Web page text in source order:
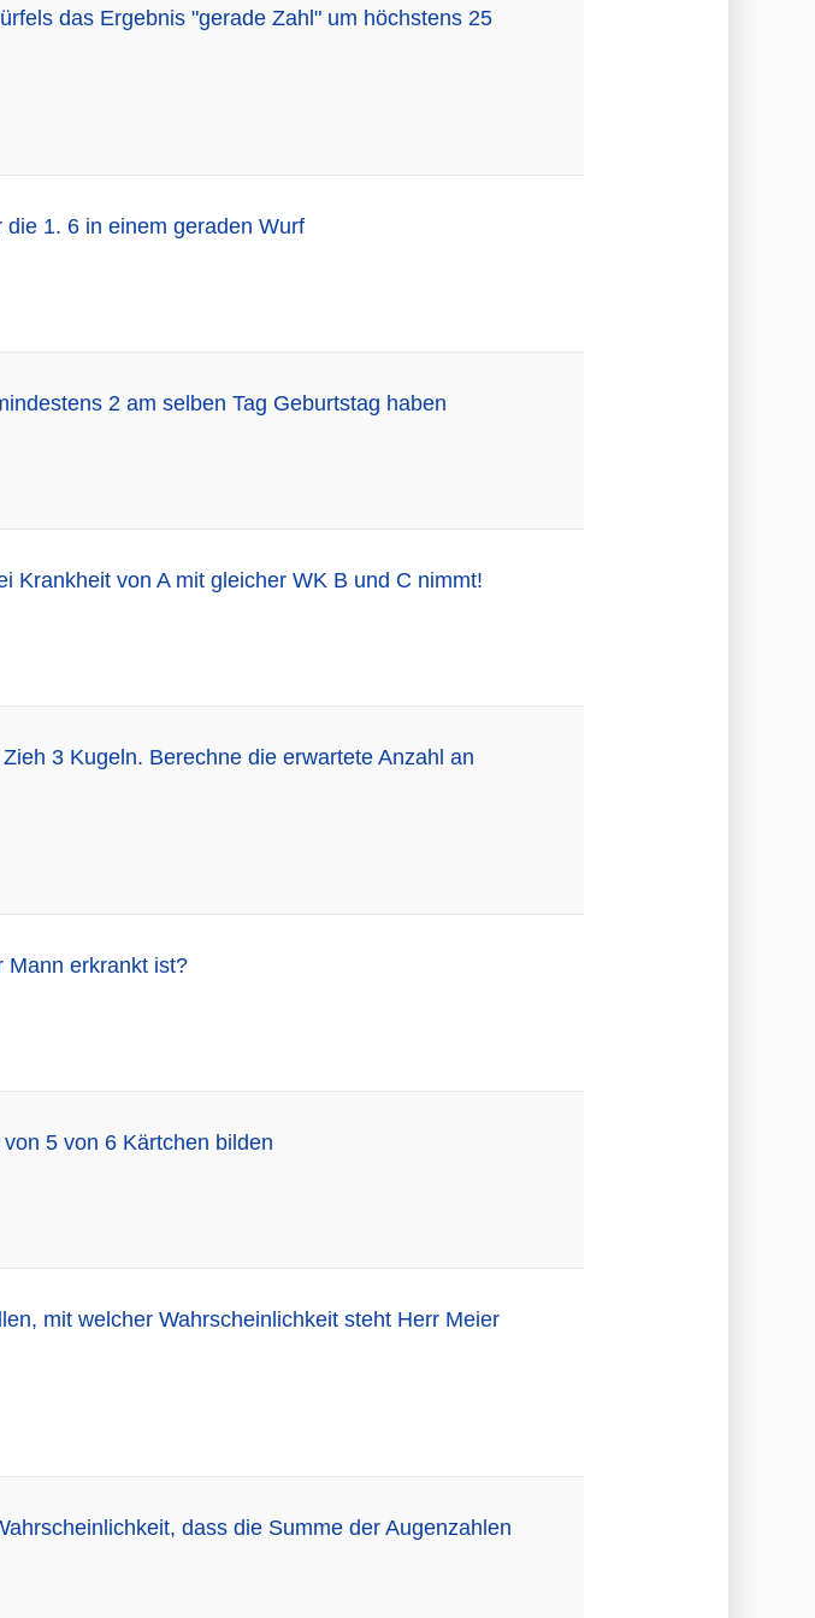
das Ergebnis "gerade Zahl" um höchstens 25
1. 6 in einem geraden Wurf
2 am selben Tag Geburtstag haben
Krankheit von A mit gleicher WK B und C nimmt!
3 Kugeln. Berechne die erwartete Anzahl an
Mann erkrankt ist?
5 von 6 Kärtchen bilden
mit welcher Wahrscheinlichkeit steht Herr Meier
dass die Summe der Augenzahlen